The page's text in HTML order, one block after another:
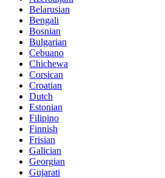
Belarusian
Bengali
Bosnian
Bulgarian
Cebuano
Chichewa
Corsican
Croatian
Dutch
Estonian
Filipino
Finnish
Frisian
Galician
Georgian
Gujarati